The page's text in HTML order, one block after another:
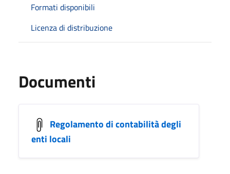
Formati disponibili
Licenza di distribuzione
Documenti
Regolamento di contabilità degli
enti locali